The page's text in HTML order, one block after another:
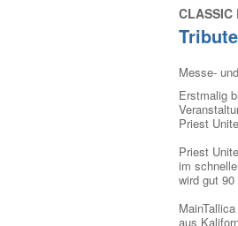
CLASSIC
Messe-
Erstmalig
Priest
Priest
im
wird gut
aus